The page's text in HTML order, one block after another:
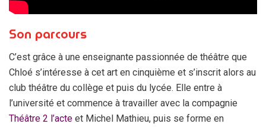
Son parcours
C’est grâce à une enseignante passionnée de théâtre que
Chloé s’intéresse à cet art en cinquième et s’inscrit alors au
club théâtre du collège et puis du lycée. Elle entre à
l’université et commence à travailler avec la compagnie
Théâtre 2 l’acte et Michel Mathieu, puis se forme en